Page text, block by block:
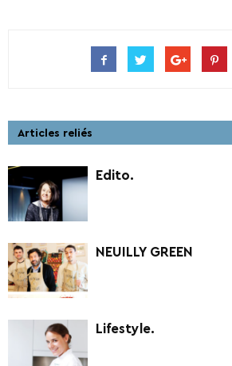
Articles reliés
Edito.
NEUILLY GREEN
Lifestyle.